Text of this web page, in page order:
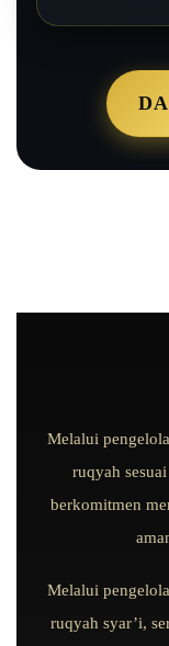
Melalui
ruqyah
berkomitmen
Melalui
ruqyah syar’i,